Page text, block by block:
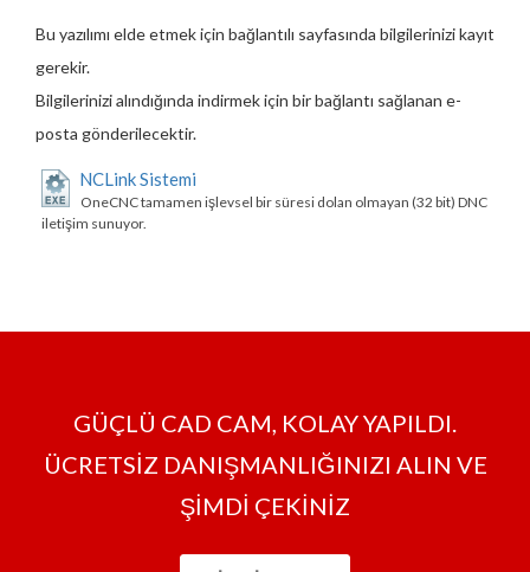
Bu yazılımı elde etmek için bağlantılı sayfasında bilgilerinizi kayıt
gerekir.
Bilgilerinizi alındığında indirmek için bir bağlantı sağlanan e-
posta gönderilecektir.
NCLink Sistemi
OneCNC tamamen işlevsel bir süresi dolan olmayan (32 bit) DNC
iletişim sunuyor.
GÜÇLÜ CAD CAM, KOLAY YAPILDI.
ÜCRETSİZ DANIŞMANLIĞINIZI ALIN VE
ŞİMDİ ÇEKİNİZ